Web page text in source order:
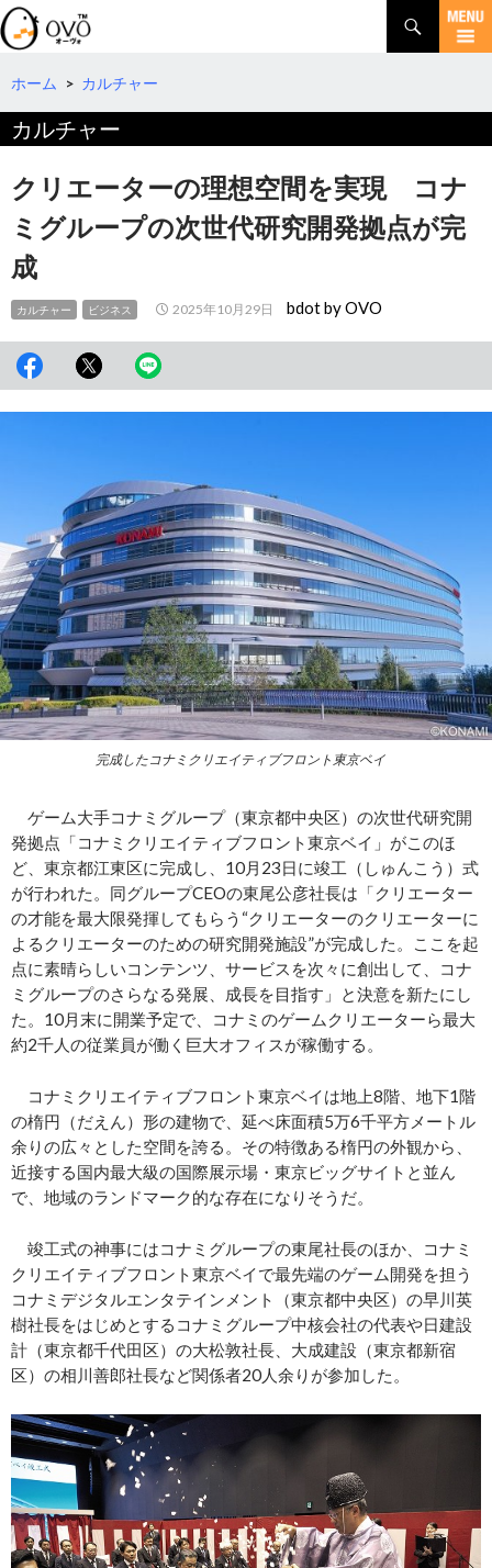
検
索
コ
テ
ツ
へ
動
ホーム > カルチャー
カルチャー
クリエーターの理想空間を実現 コナ
ミグループの次世代研究開発拠点が完
成
カルチャー ビジネス 2025年10月29日 bdot by OVO
完成したコナミクリエイティブフロント東京ベイ
ゲーム大手コナミグループ（東京都中央区）の次世代研究開
発拠点「コナミクリエイティブフロント東京ベイ」がこのほ
ど、東京都江東区に完成し、10月23日に竣工（しゅんこう）式
が行われた。同グループCEOの東尾公彦社長は「クリエーター
の才能を最大限発揮してもらう“クリエーターのクリエーターに
よるクリエーターのための研究開発施設”が完成した。ここを起
点に素晴らしいコンテンツ、サービスを次々に創出して、コナ
ミグループのさらなる発展、成長を目指す」と決意を新たにし
た。10月末に開業予定で、コナミのゲームクリエーターら最大
約2千人の従業員が働く巨大オフィスが稼働する。
コナミクリエイティブフロント東京ベイは地上8階、地下1階
の楕円（だえん）形の建物で、延べ床面積5万6千平方メートル
余りの広々とした空間を誇る。その特徴ある楕円の外観から、
近接する国内最大級の国際展示場・東京ビッグサイトと並ん
で、地域のランドマーク的な存在になりそうだ。
竣工式の神事にはコナミグループの東尾社長のほか、コナミ
クリエイティブフロント東京ベイで最先端のゲーム開発を担う
コナミデジタルエンタテインメント（東京都中央区）の早川英
樹社長をはじめとするコナミグループ中核会社の代表や日建設
計（東京都千代田区）の大松敦社長、大成建設（東京都新宿
区）の相川善郎社長など関係者20人余りが参加した。